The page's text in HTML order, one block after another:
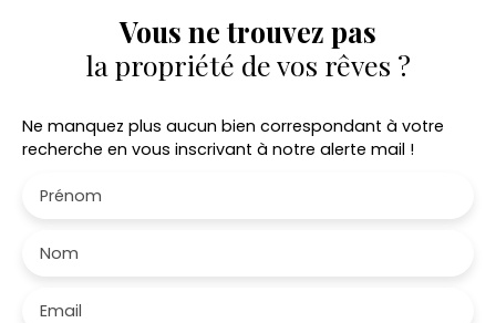
Vous ne trouvez pas
la propriété de vos rêves ?
Ne manquez plus aucun bien correspondant à votre
recherche en vous inscrivant à notre alerte mail !
Prénom
Nom
Email